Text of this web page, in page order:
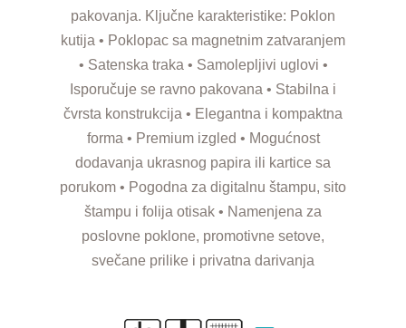
pakovanja. Ključne karakteristike: Poklon
kutija • Poklopac sa magnetnim zatvaranjem
• Satenska traka • Samolepljivi uglovi •
Isporučuje se ravno pakovana • Stabilna i
čvrsta konstrukcija • Elegantna i kompaktna
forma • Premium izgled • Mogućnost
dodavanja ukrasnog papira ili kartice sa
porukom • Pogodna za digitalnu štampu, sito
štampu i folija otisak • Namenjena za
poslovne poklone, promotivne setove,
svečane prilike i privatna darivanja